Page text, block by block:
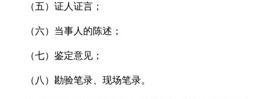
（五）证人证言；
（六）当事人的陈述；
（七）鉴定意见；
（八）勘验笔录、现场笔录。